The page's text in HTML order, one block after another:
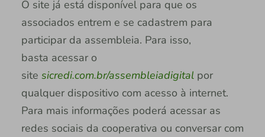
O site já está disponível para que os
associados entrem e se cadastrem para
participar da assembleia. Para isso,
basta acessar o
site sicredi.com.br/assembleiadigitalpor
qualquer dispositivo com acesso à internet.
Para mais informações poderá acessar as
redes sociais da cooperativa ou conversar com